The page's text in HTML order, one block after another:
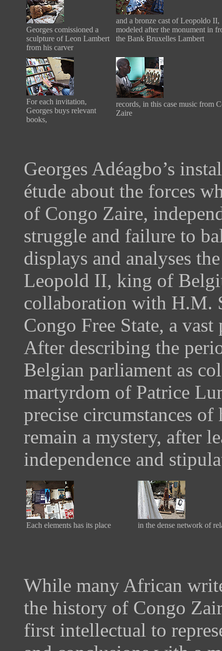
Georges comissioned a
sculpture of Leon Lambert
from his carver
and a bronze cast of Leopoldo II,
modeled after the monument in
the Bank Bruxelles Lambert
For each invitation,
Georges buys relevant
books,
records, in this case music from
Zaire
Georges Adéagbo’s
étude about the forces
of Congo Zaire,
struggle and failure to
displays and analyses
Leopold II, king of
collaboration with H.M.
Congo Free State, a
After describing the
Belgian parliament as
martyrdom of Patrice
precise circumstances
remain a mystery, after
independence and
Each elements has its place in the dense network of
While many African
the history of Congo
first intellectual to